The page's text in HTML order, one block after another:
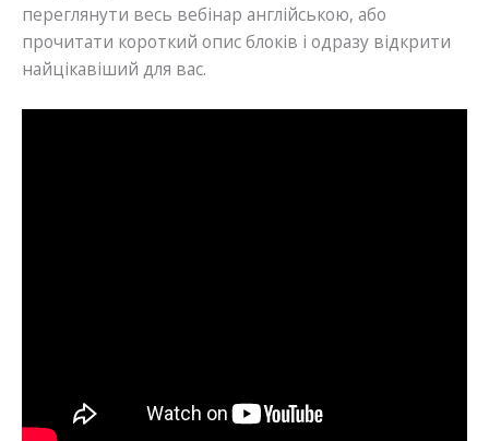
переглянути весь вебінар англійською, або
прочитати короткий опис блоків і одразу відкрити
найцікавіший для вас.